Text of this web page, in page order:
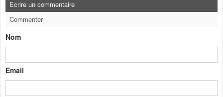
Ecrire un commentaire
Commenter
Nom
Email